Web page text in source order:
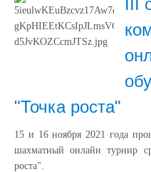
III
"Точка роста"
15 и 16 ноября 2021 года
шахматный онлайн турнир
роста".